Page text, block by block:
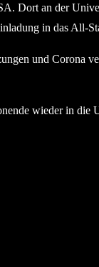
Dort an der
in das All-
und Corona
wieder in